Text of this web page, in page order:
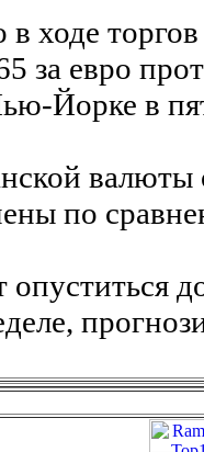
в ходе
за евро
Йорке в
валюты
по